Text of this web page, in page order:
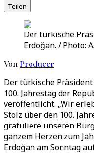
Teilen
Der türkische
Erdoğan. / Photo:
Von Producer
Der türkische
100. Jahrestag der
veröffentlicht. „Wir
Stolz über den 100.
gratuliere unseren
ganzem Herzen zum
Erdoğan am Sonntag